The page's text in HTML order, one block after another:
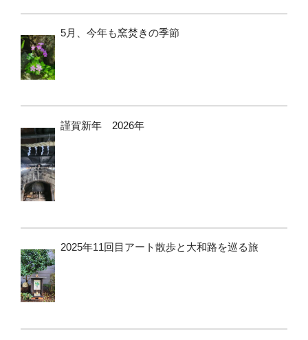
5月、今年も窯焚きの季節
謹賀新年 2026年
2025年11回目アート散歩と大和路を巡る旅